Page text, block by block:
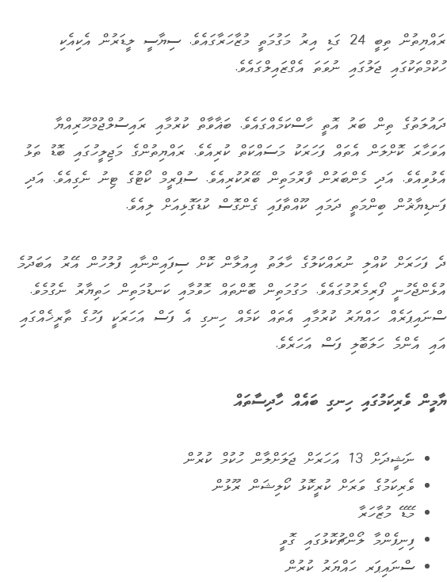
ރައްޔިތުން ތިބީ 24 ގަޑި އިރު މަގުމަތީ މުޒާހަރާގައެވެ. ސިޔާސީ ލީޑަރުން އެކިއެކި
ހުކުމްތަކުގައި ޖަލުގައި ނުވަތަ އެގްޒައިލްގައެވެ.
ދައުލަތުގެ ތިން ބަރު އޮތީ ހާސްކަމެއްގައެވެ. ބަޣާވާތް ކުރުމާއި ރައިސުލްޖުމްހޫރިއްޔާ
އަވަހާރަ ކޮށްލަން އެތައް ފަހަރަކު މަސައްކަތް ކުރިއެވެ. ރައްޔިތުންގެ މަޖިލީހުގައި ބޮޑު ތަޅު
އެޅުވިއެވެ. އަދި މެންބަރުން ފާރުމަތިން ބޭރުކުރިއެވެ. ސުޕްރީމް ކޯޓުގެ ޓިނު ނެގިއެވެ. އަދި
ފަނޑިޔާޜުން ބިންމަތީ ދަމައި ކޫއްތާފައި ގެންގޮސް ކުޑަގޮޅިއަށް ލިއެވެ.
ދެ ފަހަރަށް ކުއްލި ނުރައްކަލުގެ ހާލަތު އިއުލާން ކޮށް ސިފައިންނާއި ފުލުހުން އޭރު އަބަދުމެ
އުޅެންޖެހުނީ ފޯރިމެރުމުގައެވެ. މަގުމަތިން ބޮންތައް ހޮވުމާއި ކަނޑުމަތިން ހަތިޔާރު ނެގުމެވެ.
ސްނައިޕަރެއް ހައްޔަރު ކުރުމާއި އެތައް ކަމެއް ހިނގި އެ ފަސް އަހަރަކީ ފަހުގެ ތާރީޚެއްގައި
އައި އެންމެ ހަލަބޮލި ފަސް އަހަރެވެ.
ޔާމީން ވެރިކަމުގައި ހިނގި ބައެއް ހާދިސާތައް
ނަޝީދަށް 13 އަހަރަށް ޖަލަށްލާން ހުކުމް ކުރުން
ވެރިކަމުގެ ވަރަށް ކުރީކޮޅު ކޯލިޝަން ރޫޅުން
މޭޑޭ މުޒާހަރާ
ފިނިފެންމާ ލޯންޗުކޮޅުގައި ގޮވީ
ސްނައިޕަރ ހައްޔަރު ކުރުން